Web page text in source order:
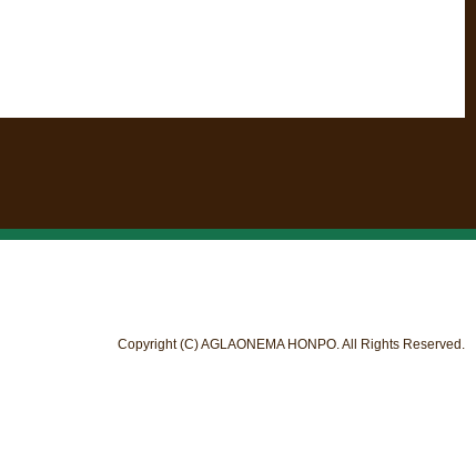
Copyright (C) AGLAONEMA HONPO. All Rights Reserved.